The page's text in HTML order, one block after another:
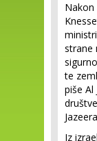
strane
te
piše Al
Iz